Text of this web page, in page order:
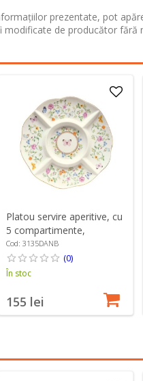
prezentate, pot
de producător fără
Platou servire aperitive, cu
5 compartimente,
portelan, 25,5 cm,
"Dancing Butterflies" -
Easy Life
Cod: 3135DANB
(0)
În stoc
155 lei